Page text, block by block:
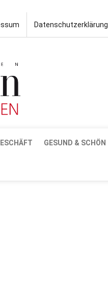
Datenschutzerklärung
GESUND & SCHÖN